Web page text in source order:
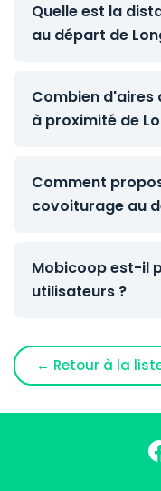
Quelle est la
au départ de
Combien
à proximité de
Comment
covoiturage au
Mobicoop est-il
utilisateurs ?
← Retour à la